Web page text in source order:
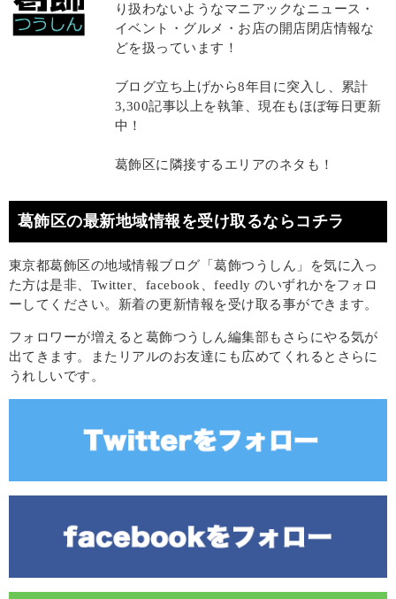
り扱わないようなマニアックなニュース・
イベント・グルメ・お店の開店閉店情報な
どを扱っています！
ブログ立ち上げから8年目に突入し、累計
3,300記事以上を執筆、現在もほぼ毎日更新
中！
葛飾区に隣接するエリアのネタも！
葛飾区の最新地域情報を受け取るならコチラ
東京都葛飾区の地域情報ブログ「葛飾つうしん」を気に入っ
た方は是非、Twitter、facebook、feedly のいずれかをフォロ
ーしてください。新着の更新情報を受け取る事ができます。
フォロワーが増えると葛飾つうしん編集部もさらにやる気が
出てきます。またリアルのお友達にも広めてくれるとさらに
うれしいです。